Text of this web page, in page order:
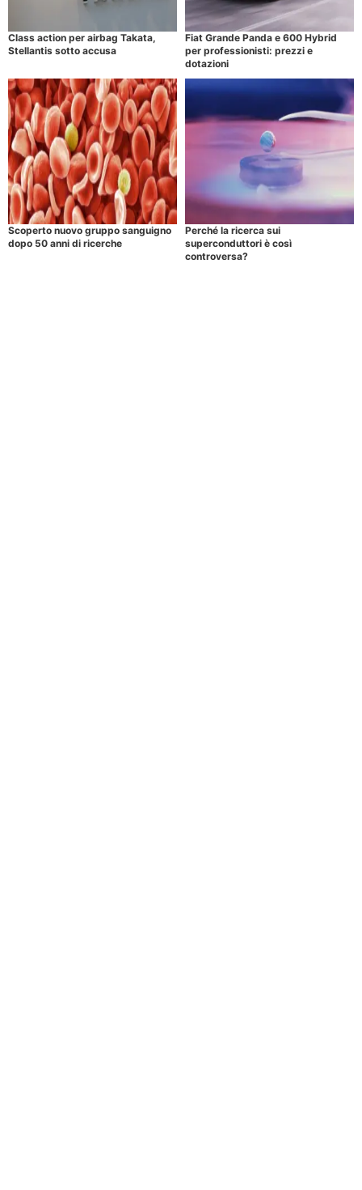
Class action per airbag Takata,
Stellantis sotto accusa
Fiat Grande Panda e 600 Hybrid
per professionisti: prezzi e
dotazioni
Scoperto nuovo gruppo sanguigno
dopo 50 anni di ricerche
Perché la ricerca sui
superconduttori è così
controversa?